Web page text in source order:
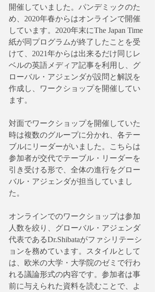
開催していました。パンデミックのた
め、2020年春からはオンラインで開催
しています。2020年末にThe Japan Time
紙が同プログラムが終了したことを受
けて、2021年からは出来るだけ同じレ
ベルの英語メディア記事を利用し、グ
ローバル・アジェンダが設問と解説を
作成し、ワークショップを開催してい
ます。
対面でワークショップを開催していた
時は複数のグループに分かれ、各テー
ブルにリーダーがいました。こちらは
参加者が交代でテーブル・リーダーを
引き受ける形で、全体の進行をグロー
バル・アジェンダが担当していまし
た。
オンラインでのワークショップは参加
人数を絞り、グローバル・アジェンダ
代表であるDr.Shibataがファシリテーシ
ョンを務めています。スタイルとして
は、欧米の大学・大学院のゼミで行わ
れる議論形式の内容です。参加者は事
前に与えられた資料を読むことで、よ